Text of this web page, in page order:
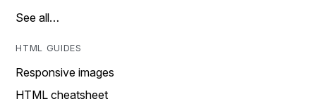
See all…
HTML GUIDES
Responsive images
HTML cheatsheet